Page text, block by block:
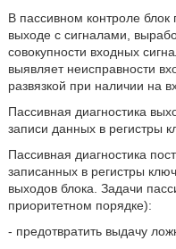
В пассивном контроле блок
выходе с сигналами,
совокупности входных
выявляет неисправности
развязкой при наличии на
Пассивная диагностика
записи данных в регистры
Пассивная диагностика
записанных в регистры
выходов блока. Задачи
приоритетном порядке):
- предотвратить выдачу